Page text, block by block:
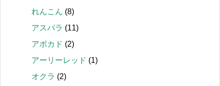
れんこん (8)
アスパラ (11)
アボカド (2)
アーリーレッド (1)
オクラ (2)